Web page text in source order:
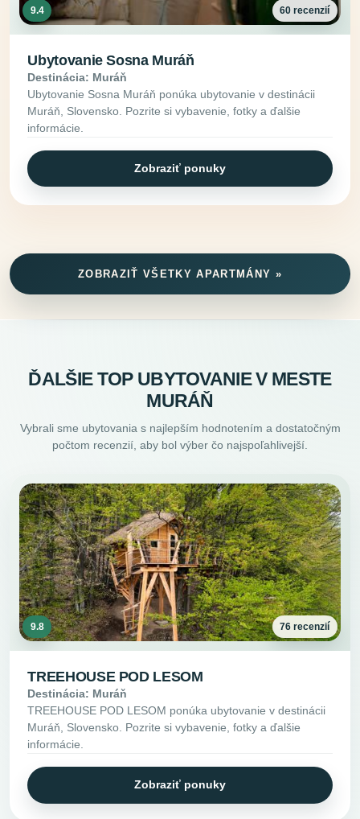
9.4 60 recenzií
Ubytovanie Sosna Muráň
Destinácia: Muráň
Ubytovanie Sosna Muráň ponúka ubytovanie v destinácii
Muráň, Slovensko. Pozrite si vybavenie, fotky a ďalšie
informácie.
Zobraziť ponuky
ZOBRAZIŤ VŠETKY APARTMÁNY »
ĎALŠIE TOP UBYTOVANIE V MESTE
MURÁŇ
Vybrali sme ubytovania s najlepším hodnotením a dostatočným
počtom recenzií, aby bol výber čo najspoľahlivejší.
9.8 76 recenzií
TREEHOUSE POD LESOM
Destinácia: Muráň
TREEHOUSE POD LESOM ponúka ubytovanie v destinácii
Muráň, Slovensko. Pozrite si vybavenie, fotky a ďalšie
informácie.
Zobraziť ponuky